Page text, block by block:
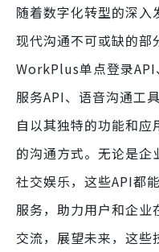
随着数字化转型的深
现代沟通不可或缺的部
WorkPlus单点登录
服务API、语音沟通工
自以其独特的功能和
的沟通方式。无论是企
社交娱乐，这些API都
服务，助力用户和企业
交流，展望未来，这些